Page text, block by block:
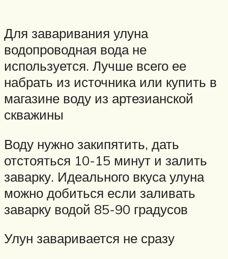
Для заваривания улуна
водопроводная вода не
используется. Лучше всего ее
набрать из источника или купить в
магазине воду из артезианской
скважины
Воду нужно закипятить, дать
отстояться 10-15 минут и залить
заварку. Идеального вкуса улуна
можно добиться если заливать
заварку водой 85-90 градусов
Улун заваривается не сразу